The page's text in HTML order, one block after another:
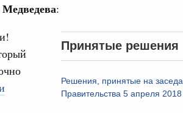
:
Принятые решения
Решения, принятые на
Правительства 5 апреля 2018